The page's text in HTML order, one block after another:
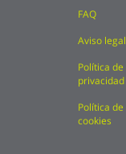
FAQ
Aviso legal
Política de
privacidad
Política de
cookies